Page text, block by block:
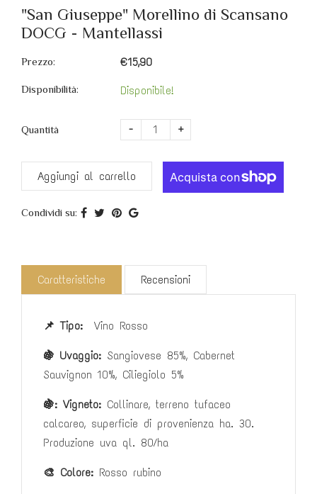
"San Giuseppe" Morellino di Scansano
DOCG - Mantellassi
Prezzo: €15,90
Disponibilità: Disponibile!
Quantità - +
Aggiungi al carrello
Condividi su:
Caratteristiche Recensioni
📌 Tipo: Vino Rosso
🍇 Uvaggio: Sangiovese 85%, Cabernet
Sauvignon 10%, Ciliegiolo 5%
🍇: Vigneto: Collinare, terreno tufaceo
calcareo, superficie di provenienza ha. 30.
Produzione uva ql. 80/ha
🎨 Colore: Rosso rubino